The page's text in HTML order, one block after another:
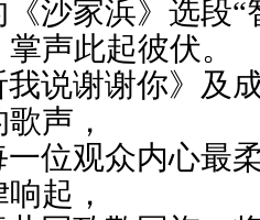
沙家浜》选段“
声此起彼伏。
说谢谢你》及
声，
位观众内心最
起，